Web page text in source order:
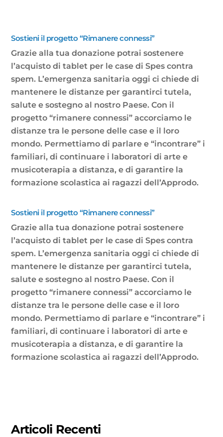
Sostieni il progetto “Rimanere connessi”
Grazie alla tua donazione potrai sostenere
l’acquisto di tablet per le case di Spes contra
spem. L’emergenza sanitaria oggi ci chiede di
mantenere le distanze per garantirci tutela,
salute e sostegno al nostro Paese. Con il
progetto “rimanere connessi” accorciamo le
distanze tra le persone delle case e il loro
mondo. Permettiamo di parlare e “incontrare” i
familiari, di continuare i laboratori di arte e
musicoterapia a distanza, e di garantire la
formazione scolastica ai ragazzi dell’Approdo.
Sostieni il progetto “Rimanere connessi”
Grazie alla tua donazione potrai sostenere
l’acquisto di tablet per le case di Spes contra
spem. L’emergenza sanitaria oggi ci chiede di
mantenere le distanze per garantirci tutela,
salute e sostegno al nostro Paese. Con il
progetto “rimanere connessi” accorciamo le
distanze tra le persone delle case e il loro
mondo. Permettiamo di parlare e “incontrare” i
familiari, di continuare i laboratori di arte e
musicoterapia a distanza, e di garantire la
formazione scolastica ai ragazzi dell’Approdo.
Articoli Recenti